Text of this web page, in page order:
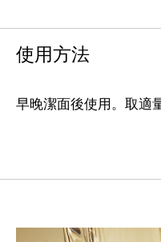
使用方法
早晚潔面後使用。取適